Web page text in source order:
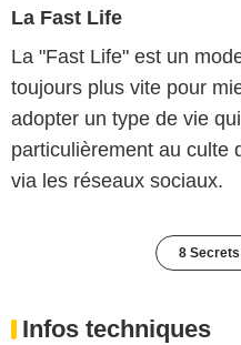
La Fast Life
La "Fast Life" est un
toujours plus vite pour
adopter un type de vie
particulièrement au culte
via les réseaux sociaux.
8
Infos techniques